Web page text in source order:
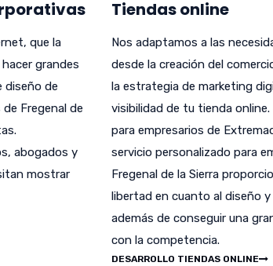
que la
grandes
diseño de
Fregenal de
abogados y
mostrar
Tiendas online
Nos adaptamos a las
desde la creación del
la estrategia de marketing
visibilidad de tu tienda
para empresarios de
servicio personalizado para
Fregenal de la Sierra
libertad en cuanto al diseño
además de conseguir una
con la competencia.
DESARROLLO TIENDAS ONLINE